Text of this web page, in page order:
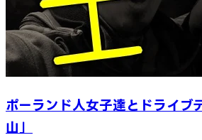
ポーランド人女子達とドライブ
山」